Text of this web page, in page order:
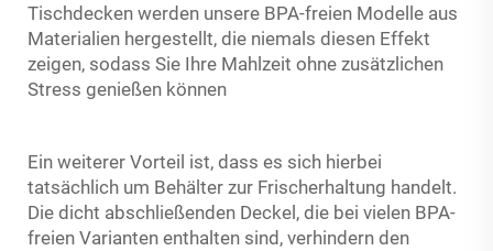
Tischdecken werden unsere BPA-freien Modelle aus
Materialien hergestellt, die niemals diesen Effekt
zeigen, sodass Sie Ihre Mahlzeit ohne zusätzlichen
Stress genießen können
Ein weiterer Vorteil ist, dass es sich hierbei
tatsächlich um Behälter zur Frischerhaltung handelt.
Die dicht abschließenden Deckel, die bei vielen BPA-
freien Varianten enthalten sind, verhindern den